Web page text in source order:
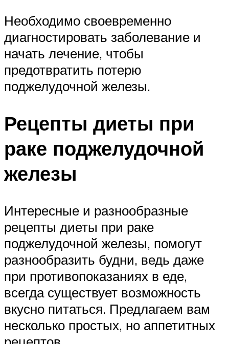
Необходимо своевременно
диагностировать заболевание и
начать лечение, чтобы
предотвратить потерю
поджелудочной железы.
Рецепты диеты при
раке поджелудочной
железы
Интересные и разнообразные
рецепты диеты при раке
поджелудочной железы, помогут
разнообразить будни, ведь даже
при противопоказаниях в еде,
всегда существует возможность
вкусно питаться. Предлагаем вам
несколько простых, но аппетитных